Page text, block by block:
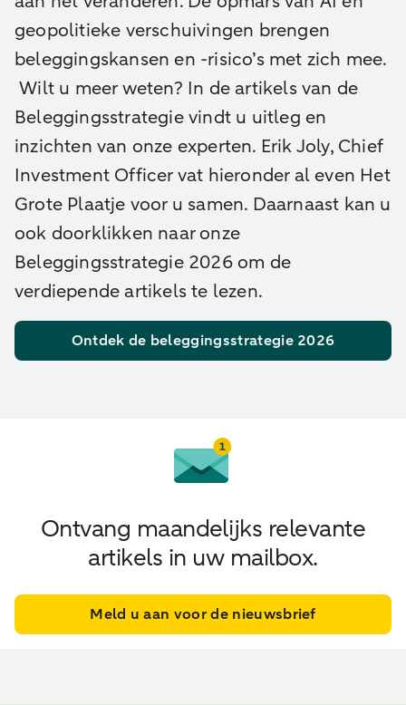
geopolitieke verschuivingen brengen
beleggingskansen en -risico’s met zich mee.
Wilt u meer weten? In de artikels van de
Beleggingsstrategie vindt u uitleg en
inzichten van onze experten. Erik Joly, Chief
Investment Officer vat hieronder al even Het
Grote Plaatje voor u samen. Daarnaast kan u
ook doorklikken naar onze
Beleggingsstrategie 2026 om de
verdiepende artikels te lezen.
Ontdek de beleggingsstrategie 2026
Ontvang maandelijks relevante
artikels in uw mailbox.
Meld u aan voor de nieuwsbrief